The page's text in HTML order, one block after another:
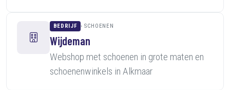
BEDRIJF SCHOENEN
Wijdeman
Webshop met schoenen in grote maten en
schoenenwinkels in Alkmaar